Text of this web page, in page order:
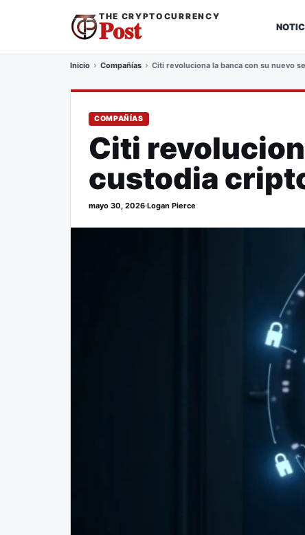
THE CRYPTOCURRENCY
Post
Inicio Compañías Citi revoluciona la banca con su nuevo
COMPAÑÍAS
Citi
custodia
mayo 30, 2026·Logan Pierce